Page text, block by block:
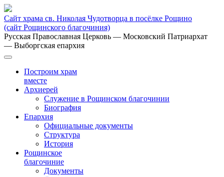
Сайт храма св. Николая Чудотворца в посёлке Рощино
(сайт Рощинского благочиния)
Русская Православная Церковь — Московский Патриархат
— Выборгская епархия
Построим храм
вместе
Архиерей
Служение в Рощинском благочинии
Биография
Епархия
Официальные документы
Структура
История
Рощинское
благочиние
Документы